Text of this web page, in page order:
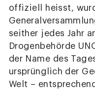
offiziell heisst,
seither jedes Jahr
Drogenbehörde
der Name des
ursprünglich der
Welt –